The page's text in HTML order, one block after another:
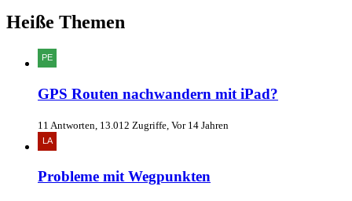
Heiße Themen
GPS Routen nachwandern mit iPad?
11 Antworten, 13.012 Zugriffe, Vor 14 Jahren
Probleme mit Wegpunkten